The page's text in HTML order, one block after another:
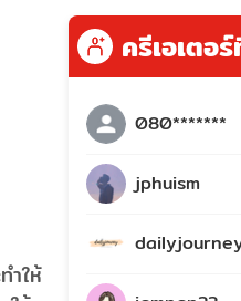
ำให้
ครีเอเตอ
080*******
jphuism